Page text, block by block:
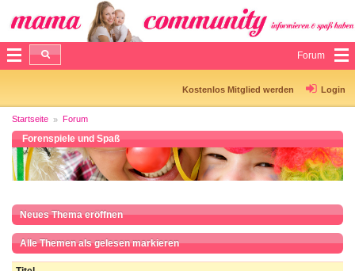
Forum
Kostenlos Mitglied werden Login
Startseite Forum
Forenspiele und Spaß
Neues Thema eröffnen
Alle Themen als gelesen markieren